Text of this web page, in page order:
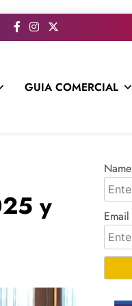
GUIA COMERCIAL
y
Name
Email